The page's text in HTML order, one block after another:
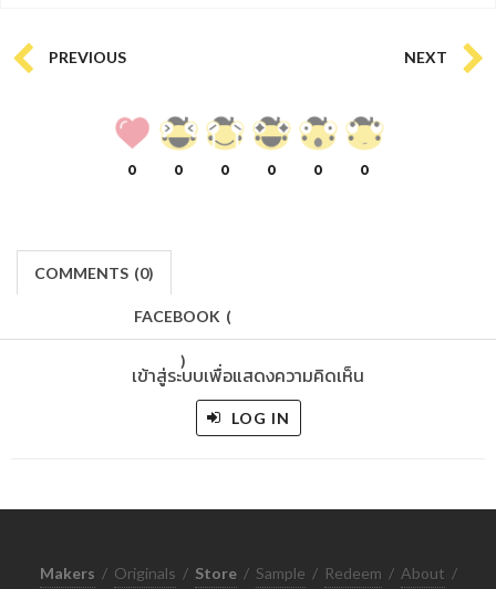
PREVIOUS NEXT
0 0 0 0 0 0
COMMENTS (0)
FACEBOOK (
)
เข้าสู่ระบบเพื่อแสดงความคิดเห็น
LOG IN
Makers / Originals / Store / Sample / Redeem / About /